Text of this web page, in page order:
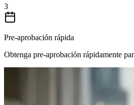
3
Pre-aprobación rápida
Obtenga pre-aprobación rápidamente